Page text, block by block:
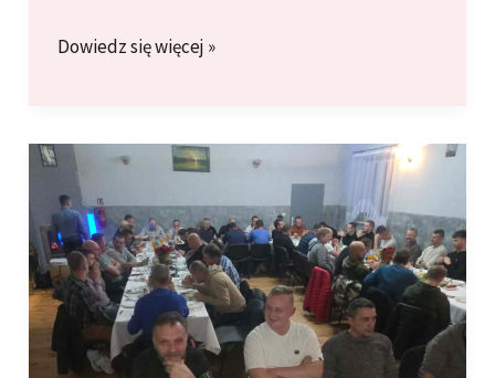
Nowe
BIHUI
w
REMONCIE
Dowiedz się więcej »